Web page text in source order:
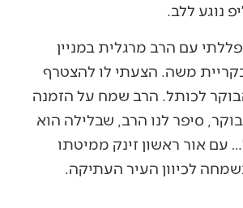
נוגע ללב.
עם הרב מרגלית במניין
משה. הצעתי לו להצטרף
לכותל. הרב שמח על הזמנה
סיפר לנו הרב, שבלילה הוא
עם אור ראשון זינק ממיטתו
לכיוון העיר העתיקה.